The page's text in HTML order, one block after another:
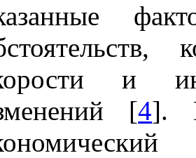
и
[4].